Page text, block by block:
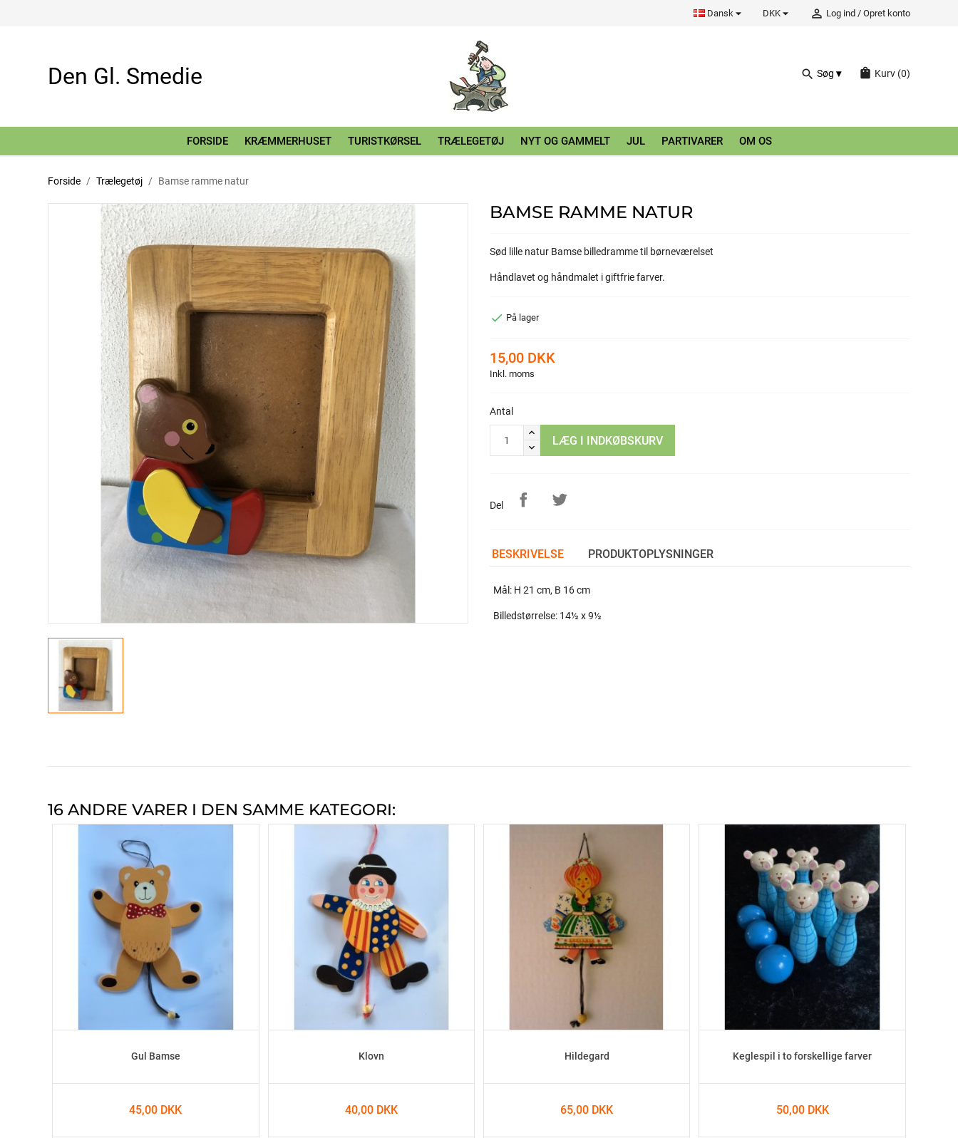
Dansk DKK person_outline Log ind / Opret konto
Den Gl. Smedie search Søg shopping_bag Kurv (0)
FORSIDE KRÆMMERHUSET TURISTKØRSEL TRÆLEGETØJ NYT OG GAMMELT JUL PARTIVARER OM OS
Forside Trælegetøj Bamse ramme natur
BAMSE RAMME NATUR
Sød lille natur Bamse billedramme til børneværelset
Håndlavet og håndmalet i giftfrie farver.
 På lager
15,00 DKK
Inkl. moms
Antal
LÆG I INDKØBSKURV
Del
BESKRIVELSE PRODUKTOPLYSNINGER
Mål: H 21 cm, B 16 cm
Billedstørrelse: 14½ x 9½
16 ANDRE VARER I DEN SAMME KATEGORI:
Gul Bamse
45,00 DKK
Klovn
40,00 DKK
Hildegard
65,00 DKK
Keglespil i to forskellige farver
50,00 DKK